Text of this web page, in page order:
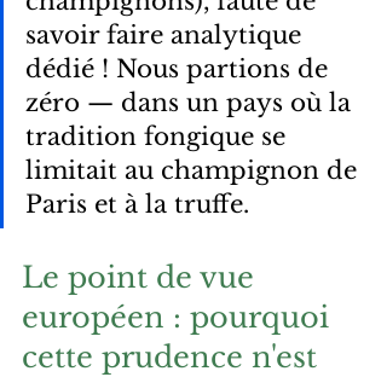
savoir faire analytique
dédié ! Nous partions de
zéro — dans un pays où la
tradition fongique se
limitait au champignon de
Paris et à la truffe.
Le point de vue
européen : pourquoi
cette prudence n'est